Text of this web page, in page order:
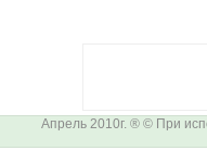
Апрель 2010г. ® © При